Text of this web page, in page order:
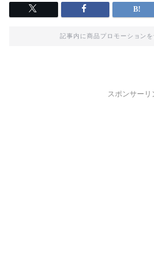
記事内に商品プロモーション
スポンサーリ